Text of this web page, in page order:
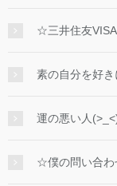
☆三井住友
素の自分を好
運の悪い人
☆僕の問い合